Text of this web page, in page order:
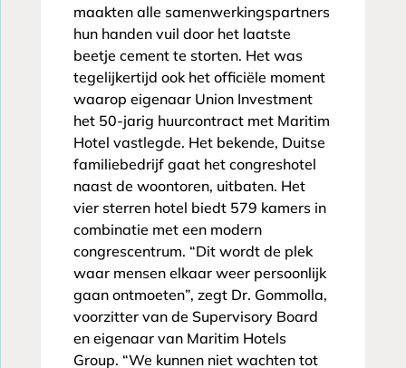
maakten alle samenwerkingspartners
hun handen vuil door het laatste
beetje cement te storten. Het was
tegelijkertijd ook het officiële moment
waarop eigenaar Union Investment
het 50-jarig huurcontract met Maritim
Hotel vastlegde. Het bekende, Duitse
familiebedrijf gaat het congreshotel
naast de woontoren, uitbaten. Het
vier sterren hotel biedt 579 kamers in
combinatie met een modern
congrescentrum. “Dit wordt de plek
waar mensen elkaar weer persoonlijk
gaan ontmoeten”, zegt Dr. Gommolla,
voorzitter van de Supervisory Board
en eigenaar van Maritim Hotels
Group. “We kunnen niet wachten tot